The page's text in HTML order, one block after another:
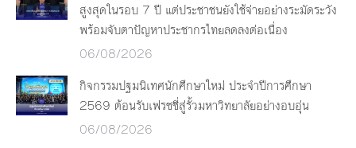
สูงสุดในรอบ 7 ปี แต่ประชาชนยังใช้จ่ายอย่างระมัดระวัง
พร้อมจับตาปัญหาประชากรไทยลดลงต่อเนื่อง
06/08/2026
กิจกรรมปฐมนิเทศนักศึกษาใหม่ ประจำปีการศึกษา
2569 ต้อนรับเฟรชชี่สู่รั้วมหาวิทยาลัยอย่างอบอุ่น
06/08/2026